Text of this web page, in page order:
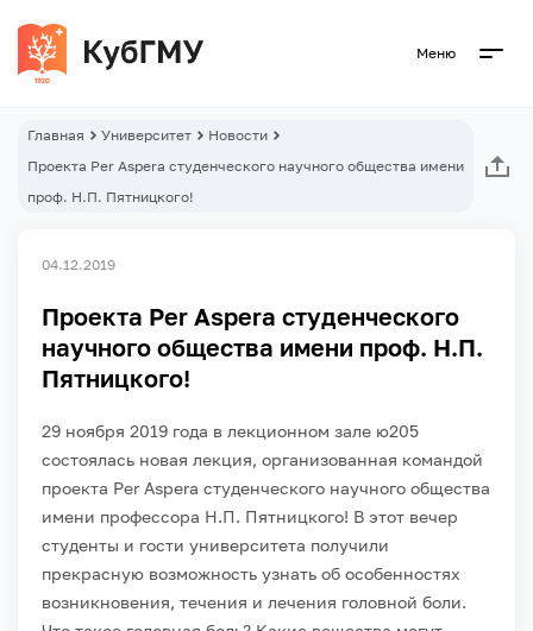
Меню
Главная Университет
Новости
Проекта Per Aspera студенческого научного общества имени
проф. Н.П. Пятницкого!
04.12.2019
Проекта Per Aspera студенческого
научного общества имени проф. Н.П.
Пятницкого!
29 ноября 2019 года в лекционном зале ю205
состоялась новая лекция, организованная командой
проекта Per Aspera студенческого научного общества
имени профессора Н.П. Пятницкого! В этот вечер
студенты и гости университета получили
прекрасную возможность узнать об особенностях
возникновения, течения и лечения головной боли.